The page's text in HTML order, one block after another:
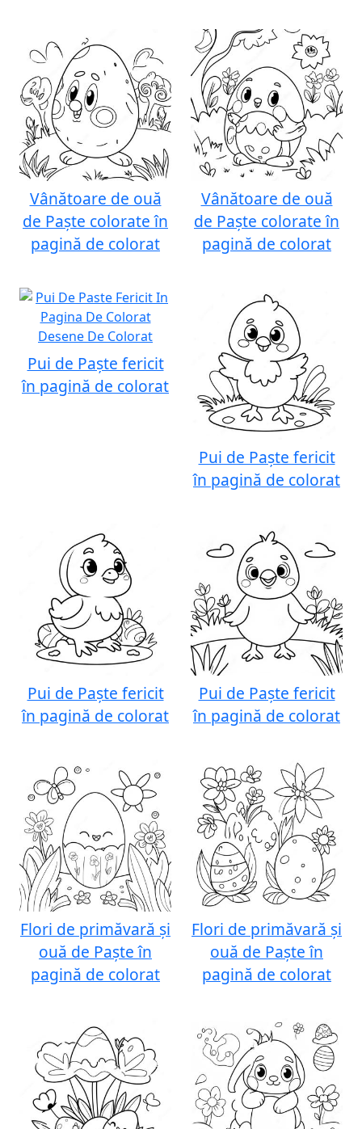
Vânătoare de ouă
de Paște colorate în
pagină de colorat
Vânătoare de ouă
de Paște colorate în
pagină de colorat
Pui de Paște fericit
în pagină de colorat
Pui de Paște fericit
în pagină de colorat
Pui de Paște fericit
în pagină de colorat
Pui de Paște fericit
în pagină de colorat
Flori de primăvară și
ouă de Paște în
pagină de colorat
Flori de primăvară și
ouă de Paște în
pagină de colorat